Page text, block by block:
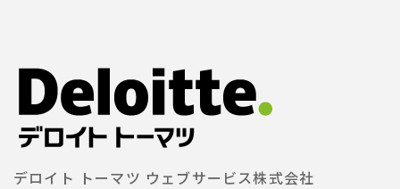
デロイト トーマツ ウェブサービス株式会社